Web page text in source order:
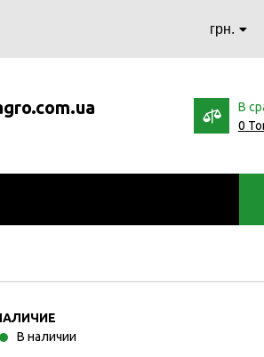
грн.
В
0
В наличии